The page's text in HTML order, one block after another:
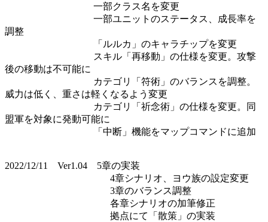
一部クラス名を変更
一部ユニットのステータス、成長率を
調整
「ルルカ」のキャラチップを変更
スキル「再移動」の仕様を変更。攻撃
後の移動は不可能に
カテゴリ「符術」のバランスを調整。
威力は低く、重さは軽くなるよう変更
カテゴリ「祈念術」の仕様を変更。同
盟軍を対象に発動可能に
「中断」機能をマップコマンドに追加
2022/12/11 Ver1.04 5章の実装
4章シナリオ、ヨウ族の設定変更
3章のバランス調整
各章シナリオの加筆修正
拠点にて「散策」の実装